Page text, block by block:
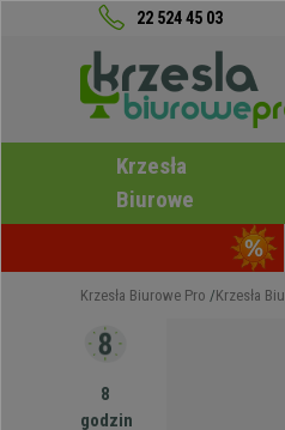
22 524 45 03
Krzesła
Biurowe
Krzesła Biurowe Pro Krzesła
8
godzin